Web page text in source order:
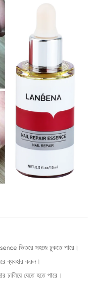
ভিতরে সহজে ঢুকতে পারে।
ব্যবহার করুন।
চালিয়ে যেতে হতে পারে।